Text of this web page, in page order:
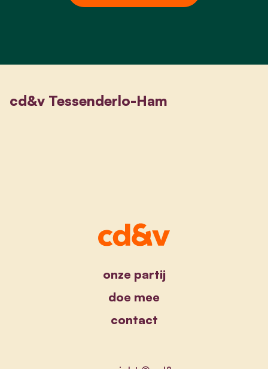
cd&v Tessenderlo-Ham
onze partij
doe mee
contact